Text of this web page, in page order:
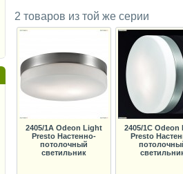
2 товаров из той же серии
2405/1A Odeon Light
Presto Настенно-
потолочный
светильник
2405/1C Odeon
Presto